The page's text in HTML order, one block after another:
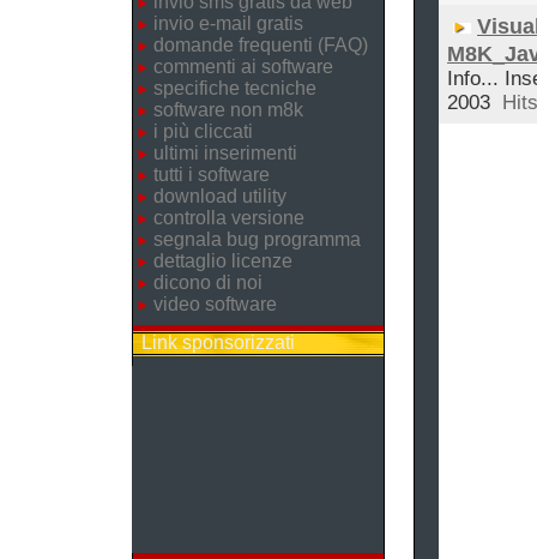
invio e-mail gratis
domande frequenti (FAQ)
commenti ai software
specifiche tecniche
software non m8k
i più cliccati
ultimi inserimenti
tutti i software
download utility
controlla versione
segnala bug programma
dettaglio licenze
dicono di noi
video software
Link sponsorizzati
Info...
2003